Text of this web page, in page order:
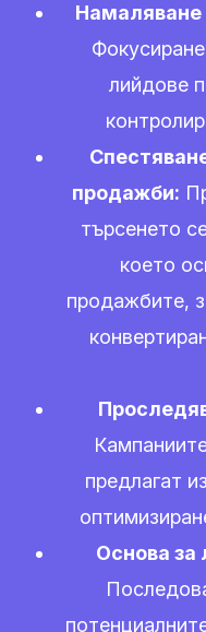
Намаляване
лийдове
продажби:
търсенето
което
продажбите,
предлагат
Основа за